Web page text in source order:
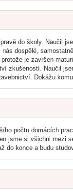
do školy. Naučil
dospělé,
je završen
zkušeností. Naučil
Dokážu
počtu domácích
jsme si všichni
konce a budu